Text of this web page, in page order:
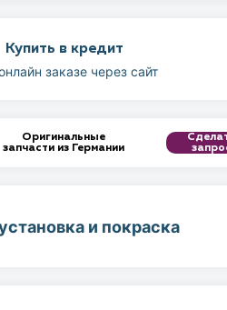
Купить в кредит
заказе через сайт
Оригинальные
запчасти из Германии
и покраска